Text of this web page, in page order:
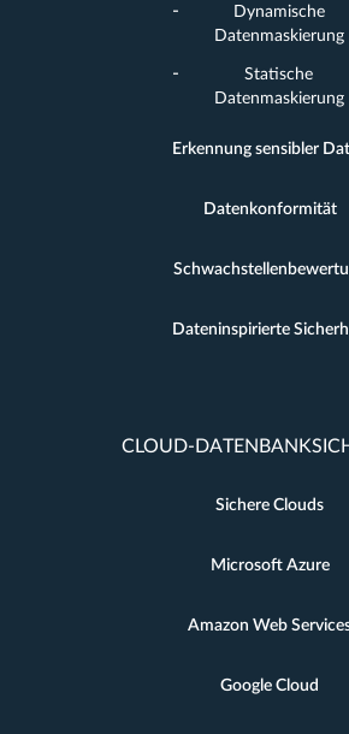
Dynamische
Datenmaskierung
Statische
Datenmaskierung
Erkennung sensibler
Datenkonformität
Dateninspirierte
CLOUD-
Sichere Clouds
Microsoft Azure
Amazon Web
Google Cloud